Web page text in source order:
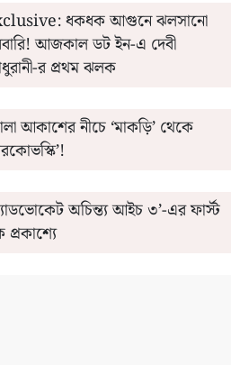
ধকধক আগুনে ঝলসানো
আজকাল ডট ইন-এ দেবী
র প্রথম ঝলক
আকাশের নীচে ‘মাকড়ি’ থেকে
অচিন্ত্য আইচ ৩’-এর ফার্স্ট